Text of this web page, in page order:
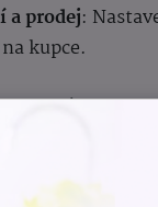
a prodej:
kupce.
: